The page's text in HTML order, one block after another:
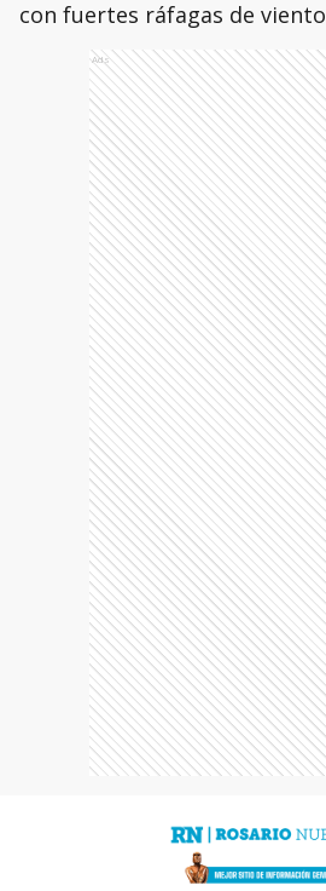
con fuertes ráfagas de viento
Ads